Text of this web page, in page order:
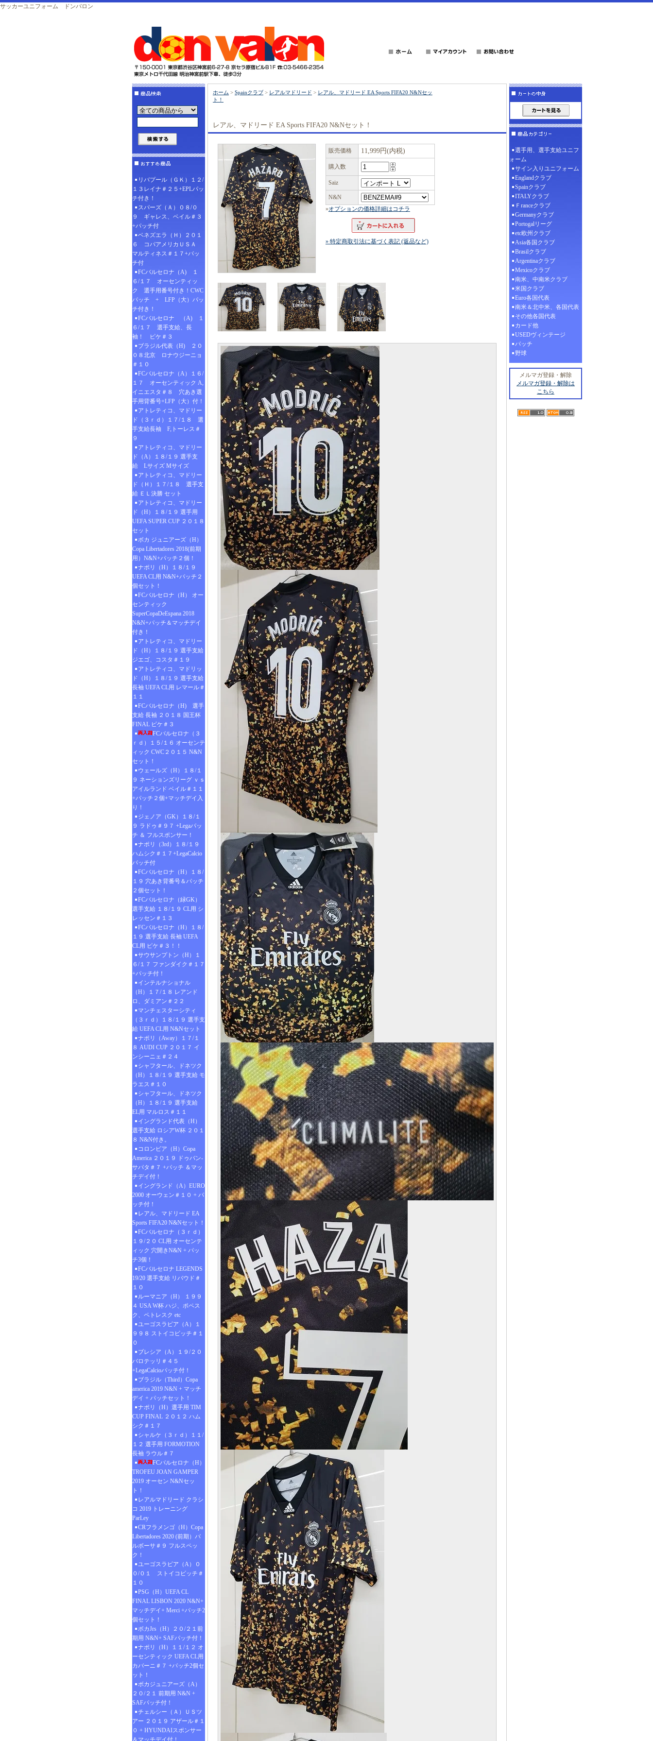
サッカーユニフォーム ドンバロン
リバプール（ＧＫ）１２/
１３レイナ＃２５+EPLパッ
チ付き！
スパーズ（Ａ）０８/０
９ ギャレス、ベイル＃３
+パッチ付
ベネズエラ（Ｈ）２０１
６ コパアメリカＵＳＡ
マルティネス＃１７+パッ
チ付
FCバルセロナ（A) １
６/１７ オーセンティッ
ク 選手用番号付き！CWC
パッチ + LFP（大）パッ
チ付き！
FCバルセロナ （A) １
６/１７ 選手支給、長
袖！ ピケ＃３
ブラジル代表（H) ２０
０８北京 ロナウジーニョ
＃１０
FCバルセロナ（A）１６/
１７ オーセンティック A,
イニエスタ＃８ 穴あき選
手用背番号+LFP（大）付！
アトレティコ、マドリー
ド（３ｒｄ）１７/１８ 選
手支給長袖 F,トーレス＃
９
アトレティコ、マドリー
ド（A）１８/１９ 選手支
給 Lサイズ Mサイズ
アトレティコ、マドリー
ド（Ｈ）１７/１８ 選手支
給 ＥＬ決勝 セット
アトレティコ、マドリー
ド（H）１８/１９ 選手用
UEFA SUPER CUP ２０１８
セット
ボカ ジュニアーズ（H）
Copa Libertadores 2018(前期
用）N&N+パッチ２個！
ナポリ（H）１８/１９
UEFA CL用 N&N+パッチ２
個セット！
FCバルセロナ（H） オー
センティック
SuperCopaDeEspana 2018
N&N+パッチ＆マッチデイ
付き！
アトレティコ、マドリー
ド（H）１８/１９ 選手支給
ジエゴ、コスタ＃１９
アトレティコ、マドリッ
ド（H）１８/１９ 選手支給
長袖 UEFA CL用 レマール＃
１１
FCバルセロナ（H) 選手
支給 長袖 ２０１８ 国王杯
FINAL ピケ＃３
FCバルセロナ（３
ｒｄ）１５/１６ オーセンテ
ィック CWC２０１５ N&N
セット！
ウェールズ（H）１８/１
９ ネーションズリーグ ｖｓ
アイルランド ベイル＃１１
+パッチ２個+マッチデイ入
り！
ジェノア（GK）１８/１
９ ラドゥ＃９７ +Legaパッ
チ ＆ フルスポンサー！
ナポリ（3rd）１８/１９
ハムシク＃１７+LegaCalcio
パッチ付
FCバルセロナ（H）１８/
１９ 穴あき背番号＆パッチ
２個セット！
FCバルセロナ（緑GK）
選手支給 １８/１９ CL用 シ
レッセン＃１３
FCバルセロナ（H）１８/
１９ 選手支給 長袖 UEFA
CL用 ピケ＃３！！
サウサンプトン（H）１
６/１７ ファンダイク＃１７
+パッチ付！
インテルナショナル
（H）１７/１８ レアンド
ロ、ダミアン＃２２
マンチェスターシティ
（３ｒｄ）１８/１９ 選手支
給 UEFA CL用 N&Nセット
ナポリ（Away）１７/１
８ AUDI CUP ２０１７ イ
ンシーニェ＃２４
シャフタール、ドネツク
（H）１８/１９ 選手支給 モ
ラエス＃１０
シャフタール、ドネツク
（H）１８/１９ 選手支給
EL用 マルロス＃１１
イングランド代表（H）
選手支給 ロシアW杯 ２０１
８ N&N付き。
コロンビア（H）Copa
America ２０１９ ドゥバン-
サパタ＃７ +パッチ ＆マッ
チデイ付！
イングランド（A）EURO
2000 オーウェン＃１０ + パ
ッチ付！
レアル、マドリード EA
Sports FIFA20 N&Nセット！
FCバルセロナ（３ｒｄ）
１９/２０ CL用 オーセンテ
ィック 穴開きN&N + パッ
チ3個！
FCバルセロナ LEGENDS
19/20 選手支給 リバウド＃
１０
ルーマニア（H） １９９
４ USA W杯 ハジ、ポペス
ク、ペトレスク etc
ユーゴスラビア（A）１
９９８ ストイコビッチ＃１
０
ブレシア（A）１９/２０
バロテッリ＃４５
+LegaCalcioパッチ付！
ブラジル（Third）Copa
america 2019 N&N + マッチ
デイ + パッチセット！
ナポリ（H）選手用 TIM
CUP FINAL ２０１２ ハム
シク＃１７
シャルケ（３ｒｄ）１１/
１２ 選手用 FORMOTION
長袖 ラウル＃７
FCバルセロナ（H）
TROFEU JOAN GAMPER
2019 オーセン N&Nセッ
ト！
レアルマドリード クラシ
コ 2019 トレーニング
ParLey
CRフラメンゴ（H）Copa
Libertadores 2020 (前期）バ
ルボーサ＃９ フルスペッ
ク！
ユーゴスラビア（A）０
０/０１ ストイコビッチ＃
１０
PSG（H）UEFA CL
FINAL LISBON 2020 N&N+
マッチデイ+ Merci +パッチ2
個セット！
ボカJrs（H）２０/２１前
期用 N&N+ SAFパッチ付！
ナポリ（H）１１/１２ オ
ーセンティック UEFA CL用
カバーニ＃７ +パッチ2個セ
ット！
ボカジュニアーズ（A）
２０/２１ 前期用 N&N +
SAFパッチ付！
チェルシー（Ａ）ＵＳツ
アー ２０１９ アザール＃１
０ + HYUNDAIスポンサー
＆マッチデイ付！
ホーム > Spainクラブ > レアルマドリード > レアル、マドリード EA Sports FIFA20 N&Nセッ
ト！
レアル、マドリード EA Sports FIFA20 N&Nセット！
販売価格 11,999円(内税)
購入数
Saiz
N&N
»オプションの価格詳細はコチラ
» 特定商取引法に基づく表記 (返品など)
選手用、選手支給ユニフ
ォーム
サイン入りユニフォーム
Englandクラブ
Spainクラブ
ITALYクラブ
Ｆranceクラブ
Germanyクラブ
Portogalリーグ
etc欧州クラブ
Asia各国クラブ
Brasilクラブ
Argentinaクラブ
Mexicoクラブ
南米、中南米クラブ
米国クラブ
Euro各国代表
南米＆北中米、各国代表
その他各国代表
カード他
USEDヴィンテージ
パッチ
野球
メルマガ登録・解除
メルマガ登録・解除は
こちら